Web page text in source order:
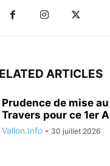
ARTICLES
Prudence de mise
Travers pour ce 1er
Vallon.Info - 30 juillet 2026